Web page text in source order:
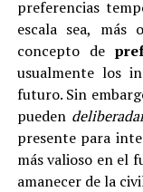
preferencias
escala sea, más
concepto de
usualmente los
futuro. Sin
pueden
presente para
más valioso en el
amanecer de la